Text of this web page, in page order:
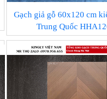
Gạch giả gỗ 60x120 cm
Trung Quốc